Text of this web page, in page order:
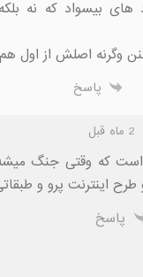
های بیسواد که نه
وگرنه اصلش از اول
پاسخ
است که وقتی جنگ میشه
اینترنت پرو و
پاسخ